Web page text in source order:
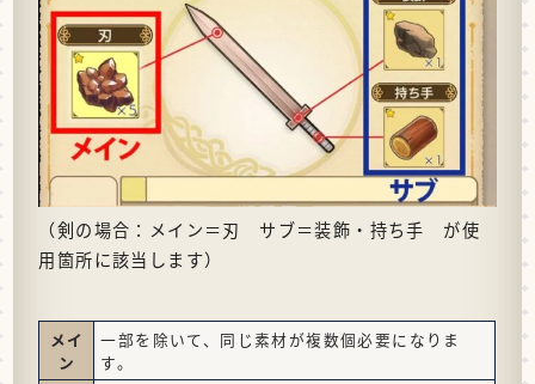
（剣の場合：メイン＝刃 サブ＝装飾・持ち手 が使
用箇所に該当します）
メイ
ン
一部を除いて、同じ素材が複数個必要になりま
す。